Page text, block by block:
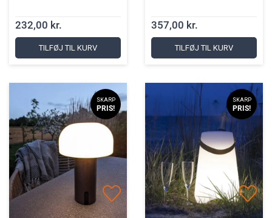
232,00 kr.
TILFØJ TIL KURV
357,00 kr.
TILFØJ TIL KURV
SKARP
PRIS!
SKARP
PRIS!